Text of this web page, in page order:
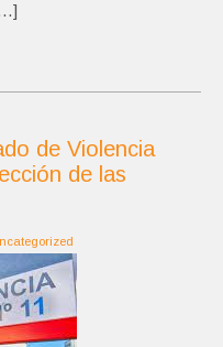
de Violencia
de las